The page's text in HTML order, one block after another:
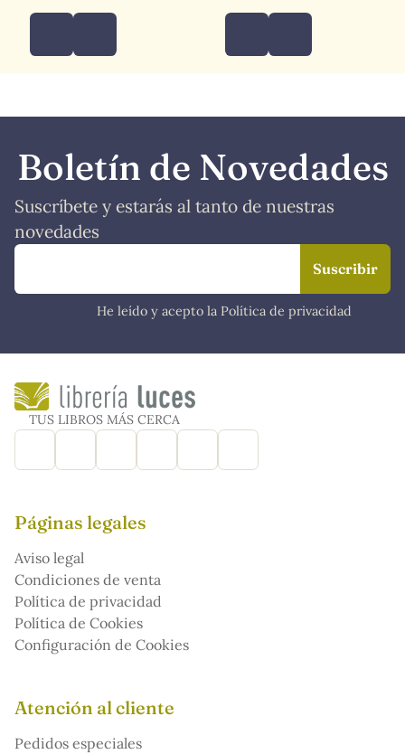
Boletín de Novedades
Suscríbete y estarás al tanto de nuestras
novedades
He leído y acepto la Política de privacidad
TUS LIBROS MÁS CERCA
Páginas legales
Aviso legal
Condiciones de venta
Política de privacidad
Política de Cookies
Configuración de Cookies
Atención al cliente
Pedidos especiales